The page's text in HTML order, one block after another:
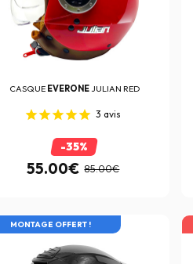
CASQUE EVERONE JULIAN RED
3 avis
-35%
55.00€ 85.00€
AFFAIRE
MONTAGE OFFERT !